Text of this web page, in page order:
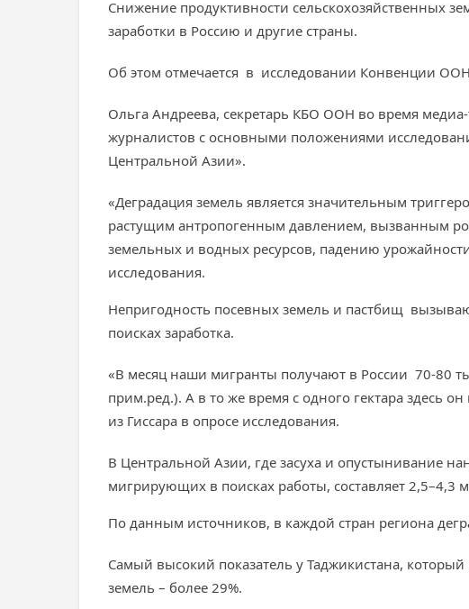
Снижение продуктивности сельскохозяйственных
заработки в Россию и другие страны.
Об этом отмечается в исследовании Конвенции
Ольга Андреева, секретарь КБО ООН во время
журналистов с основными положениями
Центральной Азии».
«Деградация земель является значительным
растущим антропогенным давлением, вызванным
земельных и водных ресурсов, падению
исследования.
Непригодность посевных земель и пастбищ
поисках заработка.
«В месяц наши мигранты получают в России 70-80
прим.ред.). А в то же время с одного гектара здесь
из Гиссара в опросе исследования.
В Центральной Азии, где засуха и опустынивание
мигрирующих в поисках работы, составляет 2,5–4,3
По данным источников, в каждой стран региона
Самый высокий показатель у Таджикистана,
земель – более 29%.